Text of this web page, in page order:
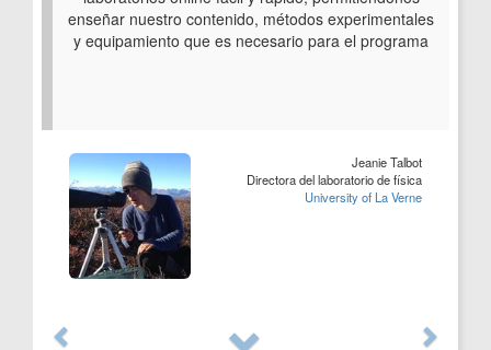
enseñar nuestro contenido, métodos experimentales
y equipamiento que es necesario para el programa
Jeanie Talbot
Directora del laboratorio de física
University of La Verne